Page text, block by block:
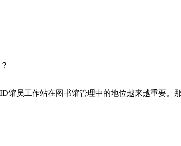
馆员工作站在图书馆管理中的地位越来越重要